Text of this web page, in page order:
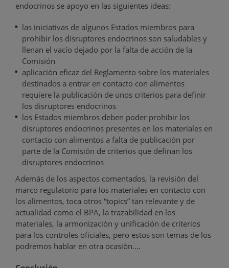
endocrinos se apoyo en las siguientes ideas:
las iniciativas de algunos Estados miembros para
prohibir los disruptores endocrinos son saludables y
llenan el vacío dejado por la falta de acción de la
Comisión
aplicación eficaz del Reglamento sobre los materiales
destinados a entrar en contacto con alimentos
requiere la publicación de unos criterios para definir
los disruptores endocrinos
los Estados miembros deben poder prohibir los
disruptores endocrinos presentes en los materiales en
contacto con alimentos a falta de publicación por
parte de la Comisión de criterios que definan los
disruptores endocrinos
Además de los aspectos comentados, la revisión del
marco regulatorio para los materiales en contacto con
los alimentos, toca otros “topics” tan relevante y de
actualidad como el BPA, la trazabilidad en los
materiales, la armonización y unificación de criterios
para los controles oficiales, pero estos son temas de los
podremos hablar en otra ocasión….